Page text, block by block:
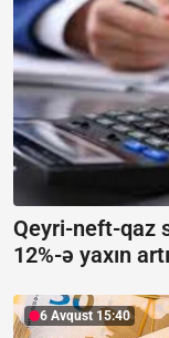
Qeyri-neft-qaz
12%-ə yaxın
6 Avqust 15:40